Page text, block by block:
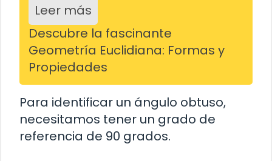
Leer más
Descubre la fascinante
Geometría Euclidiana: Formas y
Propiedades
Para identificar un ángulo obtuso,
necesitamos tener un grado de
referencia de 90 grados.